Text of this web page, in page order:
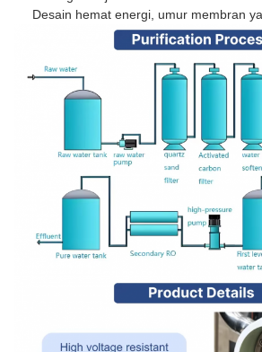
Desain hemat energi, umur membran